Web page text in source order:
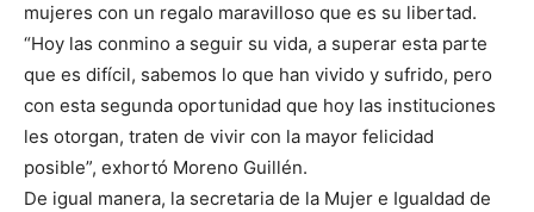
mujeres con un regalo maravilloso que es su libertad.
“Hoy las conmino a seguir su vida, a superar esta parte
que es difícil, sabemos lo que han vivido y sufrido, pero
con esta segunda oportunidad que hoy las instituciones
les otorgan, traten de vivir con la mayor felicidad
posible”, exhortó Moreno Guillén.
De igual manera, la secretaria de la Mujer e Igualdad de